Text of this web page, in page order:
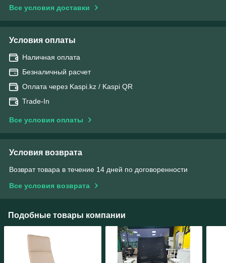
Все условия доставки
Условия оплаты
Наличная оплата
Безналичный расчет
Оплата через Kaspi.kz / Kaspi QR
Trade-In
Все условия оплаты
Условия возврата
Возврат товара в течение 14 дней по договоренности
Все условия возврата
Подобные товары компании